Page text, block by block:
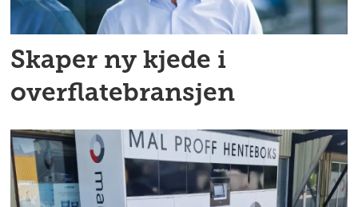
Skaper ny kjede i
overflatebransjen